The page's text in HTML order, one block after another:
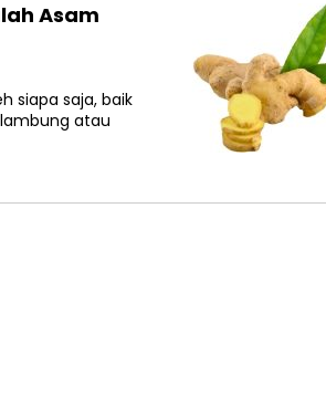
Asam
siapa saja, baik
atau